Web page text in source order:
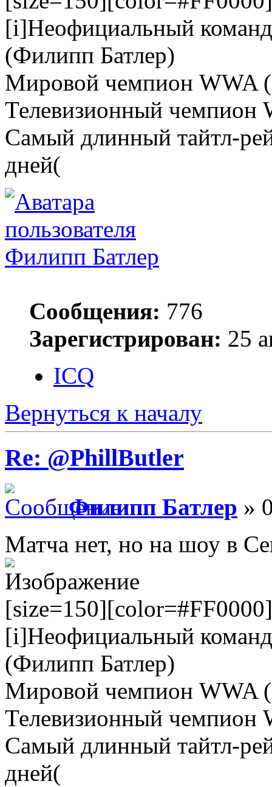
[i]Неофициальный
(Филипп Батлер)
Мировой чемпион WWA
Телевизионный
Самый длинный тайтл-
дней(
Филипп Батлер
Сообщения: 776
Зарегистрирован: 25
ICQ
Вернуться к началу
Re: @PhillButler
Филипп Батлер »
Матча нет, но на шоу в
[i]Неофициальный
(Филипп Батлер)
Мировой чемпион WWA
Телевизионный
Самый длинный тайтл-
дней(